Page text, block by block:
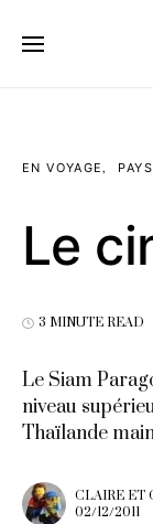
EN VOYAGE PAYS
Le
3 MINUTE READ
Le Siam
niveau
Thaïlande
CLAIRE ET
02/12/2011